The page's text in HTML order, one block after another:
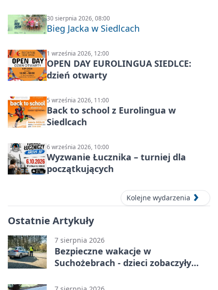
30 sierpnia 2026, 08:00
Bieg Jacka w Siedlcach
1 września 2026, 12:00
OPEN DAY EUROLINGUA SIEDLCE:
dzień otwarty
5 września 2026, 11:00
Back to school z Eurolingua w
Siedlcach
6 września 2026, 10:00
Wyzwanie Łucznika – turniej dla
początkujących
Kolejne wydarzenia
Ostatnie Artykuły
7 sierpnia 2026
Bezpieczne wakacje w
Suchożebrach - dzieci zobaczyły